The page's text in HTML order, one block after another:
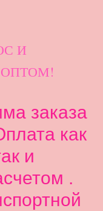
И
заказа
как
и
.